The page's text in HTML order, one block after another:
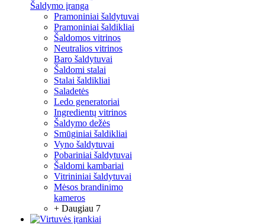
Šaldymo įranga
Pramoniniai šaldytuvai
Pramoniniai šaldikliai
Šaldomos vitrinos
Neutralios vitrinos
Baro šaldytuvai
Šaldomi stalai
Stalai šaldikliai
Saladetės
Ledo generatoriai
Ingredientų vitrinos
Šaldymo dežės
Smūginiai šaldikliai
Vyno šaldytuvai
Pobariniai šaldytuvai
Šaldomi kambariai
Vitrininiai šaldytuvai
Mėsos brandinimo
kameros
+ Daugiau 7